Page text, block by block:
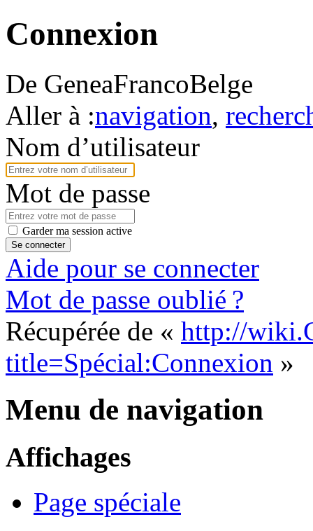
Connexion
De GeneaFrancoBelge
Aller à :navigation,
Nom d’utilisateur
Mot de passe
Garder ma session active
Se connecter
Aide pour se connecter
Mot de passe oublié ?
Récupérée de « http://
title=Spécial:Connexion »
Menu de navigation
Affichages
Page spéciale